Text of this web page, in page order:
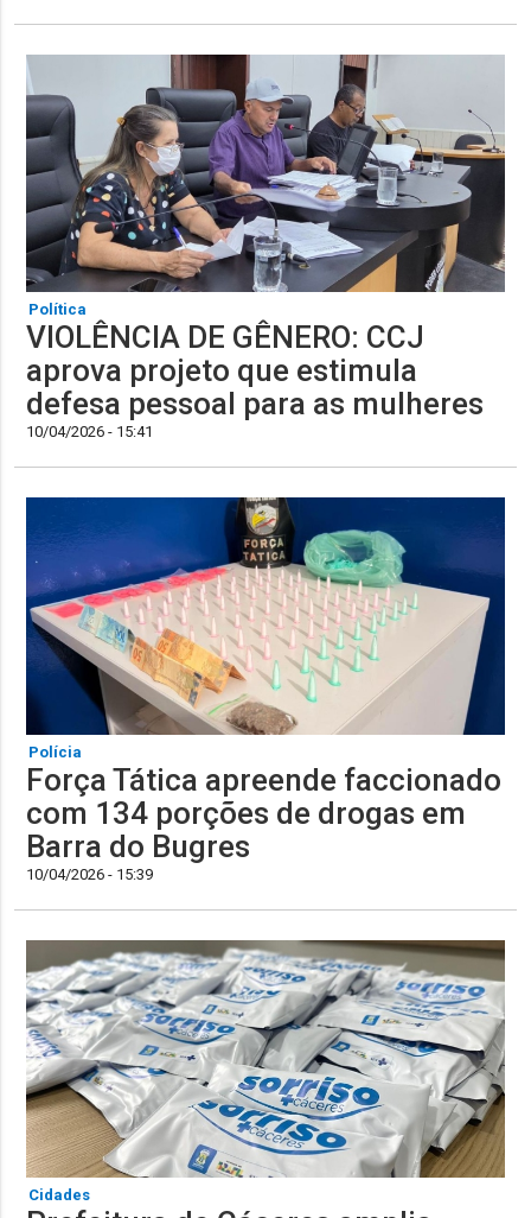
Política
VIOLÊNCIA DE GÊNERO: CCJ
aprova projeto que estimula
defesa pessoal para as mulheres
10/04/2026 - 15:41
Polícia
Força Tática apreende faccionado
com 134 porções de drogas em
Barra do Bugres
10/04/2026 - 15:39
Cidades